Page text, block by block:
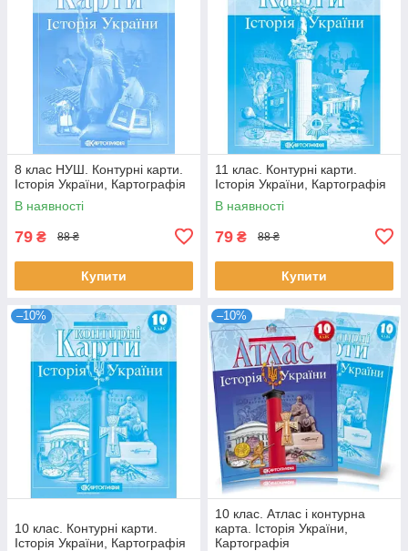
8 клас НУШ. Контурні карти.
Історія України, Картографія
В наявності
79 ₴ 88 ₴
Купити
11 клас. Контурні карти.
Історія України, Картографія
В наявності
79 ₴ 88 ₴
Купити
–10%
10 клас. Контурні карти.
Історія України, Картографія
–10%
10 клас. Атлас і контурна
карта. Історія України,
Картографія